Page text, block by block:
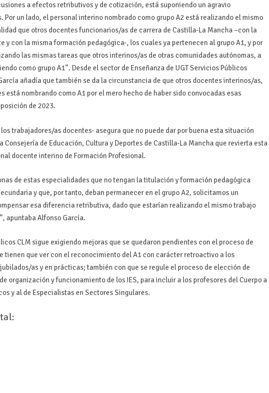
a efectos retributivos y de cotización, está suponiendo un agravio
Por un lado, el personal interino nombrado como grupo A2 está realizando el mismo
que otros docentes funcionarios/as de carrera de Castilla-La Mancha –con la
y con la misma formación pedagógica-, los cuales ya pertenecen al grupo A1, y por
las mismas tareas que otros interinos/as de otras comunidades autónomas, a
como grupo A1”. Desde el sector de Enseñanza de UGT Servicios Públicos
añadía que también se da la circunstancia de que otros docentes interinos/as,
está nombrando como A1 por el mero hecho de haber sido convocadas esas
de 2023.
trabajadores/as docentes- asegura que no puede dar por buena esta situación
Consejería de Educación, Cultura y Deportes de Castilla-La Mancha que revierta esta
docente interino de Formación Profesional.
de estas especialidades que no tengan la titulación y formación pedagógica
y que, por tanto, deban permanecer en el grupo A2, solicitamos un
esa diferencia retributiva, dado que estarían realizando el mismo trabajo
apuntaba Alfonso García.
CLM sigue exigiendo mejoras que se quedaron pendientes con el proceso de
tienen que ver con el reconocimiento del A1 con carácter retroactivo a los
as y en prácticas; también con que se regule el proceso de elección de
organización y funcionamiento de los IES, para incluir a los profesores del Cuerpo a
y al de Especialistas en Sectores Singulares.